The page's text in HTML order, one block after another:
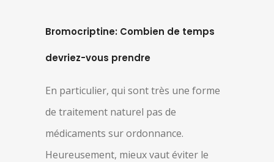
Bromocriptine: Combien de temps
devriez-vous prendre
En particulier, qui sont très une forme
de traitement naturel pas de
médicaments sur ordonnance.
Heureusement, mieux vaut éviter le